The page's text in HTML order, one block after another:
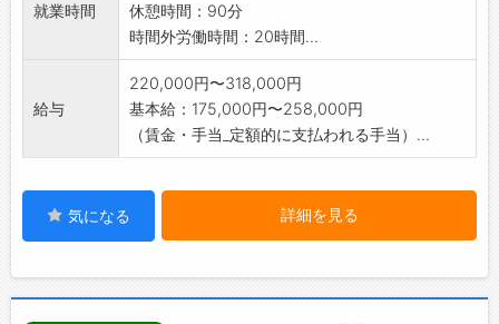
就業時間
休憩時間：90分
時間外労働時間：20時間...
給与
220,000円〜318,000円
基本給：175,000円〜258,000円
（賃金・手当_定額的に支払われる手当）...
気になる 詳細を見る